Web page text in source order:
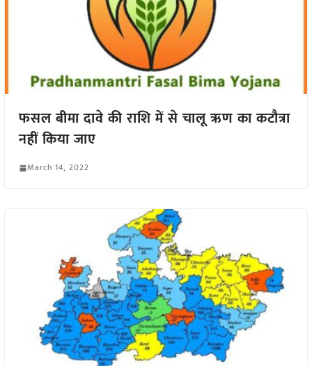
फसल बीमा दावे की राशि में से चालू ऋण का कटौत्रा
नहीं किया जाए
March 14, 2022